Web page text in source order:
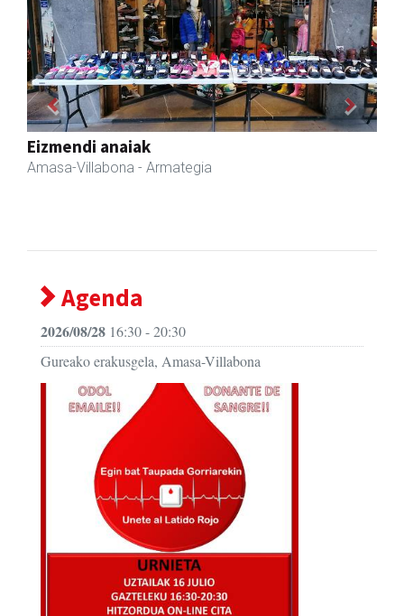
Fleming Herri Eskola
Amasa-Villabona - Hezkuntza
Previous Next
Agenda
2026/08/28 16:30 - 20:30
Gureako erakusgela, Amasa-Villabona